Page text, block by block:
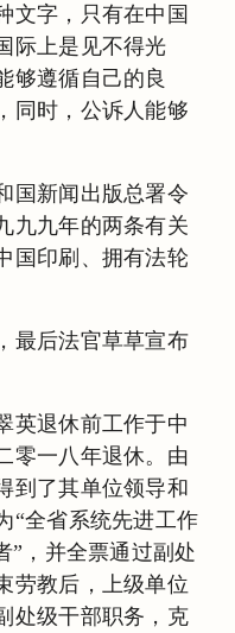
文字，只有在中国
际上是见不得光
够遵循自己的良
同时，公诉人能够
国新闻出版总署令
九九年的两条有关
国印刷、拥有法轮
最后法官草草宣布
英退休前工作于中
零一八年退休。由
到了其单位领导和
“全省系统先进工作
”，并全票通过副处
劳教后，上级单位
处级干部职务，克